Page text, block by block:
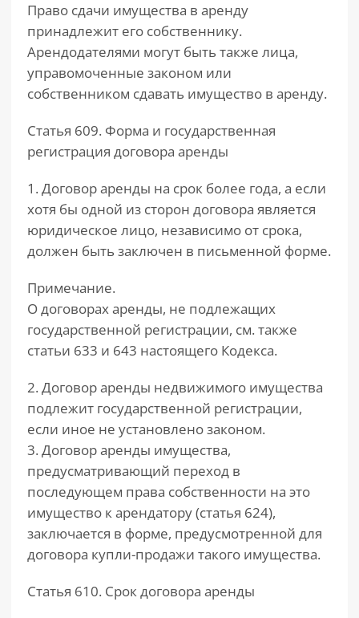
Право сдачи имущества в аренду
принадлежит его собственнику.
Арендодателями могут быть также лица,
управомоченные законом или
собственником сдавать имущество в аренду.
Статья 609. Форма и государственная
регистрация договора аренды
1. Договор аренды на срок более года, а если
хотя бы одной из сторон договора является
юридическое лицо, независимо от срока,
должен быть заключен в письменной форме.
Примечание.
О договорах аренды, не подлежащих
государственной регистрации, см. также
статьи 633 и 643 настоящего Кодекса.
2. Договор аренды недвижимого имущества
подлежит государственной регистрации,
если иное не установлено законом.
3. Договор аренды имущества,
предусматривающий переход в
последующем права собственности на это
имущество к арендатору (статья 624),
заключается в форме, предусмотренной для
договора купли-продажи такого имущества.
Статья 610. Срок договора аренды